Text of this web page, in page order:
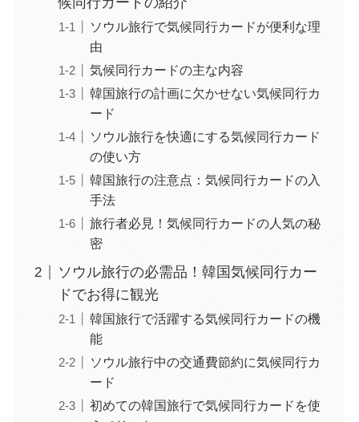
ソウル旅行で気候同行カードが便利な理
由
気候同行カードの主な内容
韓国旅行の計画に欠かせない気候同行カ
ード
ソウル旅行を快適にする気候同行カード
の使い方
韓国旅行の注意点：気候同行カードの入
手法
旅行者必見！気候同行カードの人気の秘
密
ソウル旅行の必需品！韓国気候同行カー
ドでお得に観光
韓国旅行で活躍する気候同行カードの機
能
ソウル旅行中の交通費節約に気候同行カ
ード
初めての韓国旅行で気候同行カードを使